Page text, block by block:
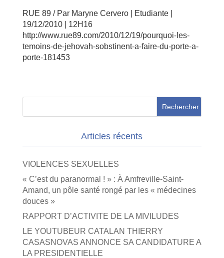
RUE 89 / Par Maryne Cervero | Etudiante |
19/12/2010 | 12H16
http://www.rue89.com/2010/12/19/pourquoi-les-
temoins-de-jehovah-sobstinent-a-faire-du-porte-a-
porte-181453
Articles récents
VIOLENCES SEXUELLES
« C’est du paranormal ! » : À Amfreville-Saint-
Amand, un pôle santé rongé par les « médecines
douces »
RAPPORT D’ACTIVITE DE LA MIVILUDES
LE YOUTUBEUR CATALAN THIERRY
CASASNOVAS ANNONCE SA CANDIDATURE A
LA PRESIDENTIELLE